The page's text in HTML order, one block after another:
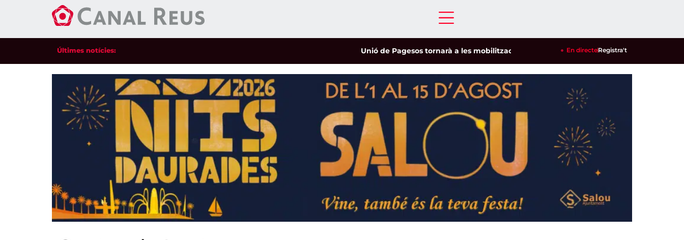
Últimes notícies: Unió de Pagesos tornarà a les mobilitzacions per defensar els cultius de la garrofa i l'ametlla
En directeRegistra't